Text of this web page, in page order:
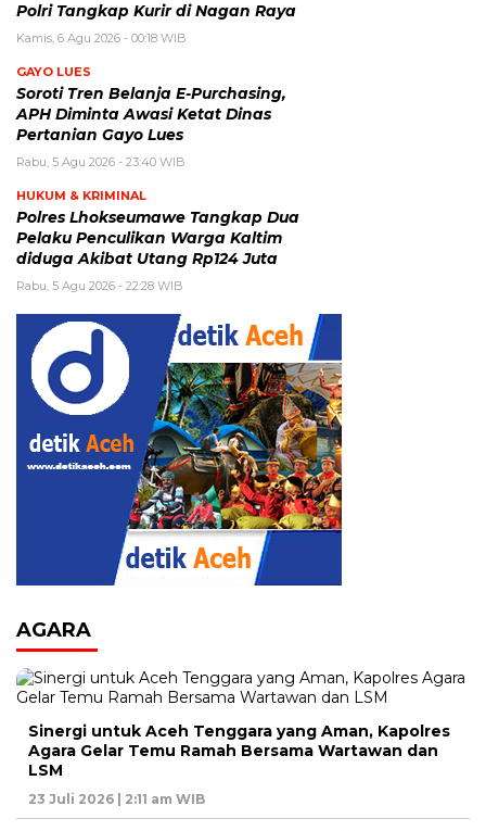
Polri Tangkap Kurir di Nagan Raya
Kamis, 6 Agu 2026 - 00:18 WIB
GAYO LUES
Soroti Tren Belanja E-Purchasing,
APH Diminta Awasi Ketat Dinas
Pertanian Gayo Lues
Rabu, 5 Agu 2026 - 23:40 WIB
HUKUM & KRIMINAL
Polres Lhokseumawe Tangkap Dua
Pelaku Penculikan Warga Kaltim
diduga Akibat Utang Rp124 Juta
Rabu, 5 Agu 2026 - 22:28 WIB
AGARA
Sinergi untuk Aceh Tenggara yang Aman, Kapolres
Agara Gelar Temu Ramah Bersama Wartawan dan
LSM
23 Juli 2026 | 2:11 am WIB